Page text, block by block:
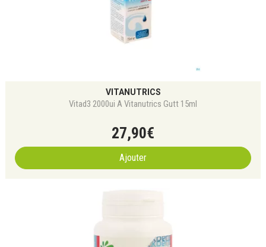
VITANUTRICS
Vitad3 2000ui A Vitanutrics Gutt 15ml
27,90€
Ajouter